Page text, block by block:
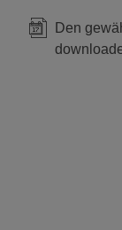
Den